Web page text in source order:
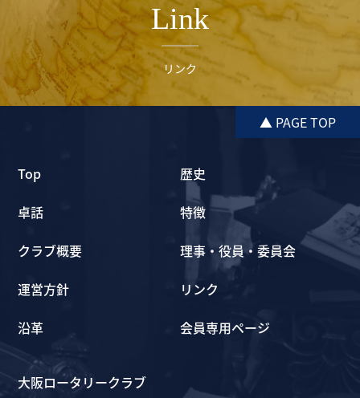
Link
リンク
▲ PAGE TOP
Top
卓話
クラブ概要
運営方針
沿革
歴史
特徴
理事・役員・委員会
リンク
会員専用ページ
大阪ロータリークラブ